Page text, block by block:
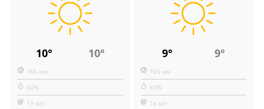
10° 10°
766 мм
64%
13 м/с
9° 9°
765 мм
60%
16 м/с